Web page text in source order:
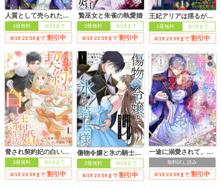
人質として売られた夜の聖女は隣国の大公様に嫁ぐ
4冊無料 8/19まで
8/19 23:59まで 割引中
贄巫女と朱雀の執愛婚
2冊無料 8/19まで
8/19 23:59まで 割引中
王妃アリアは揺るがない～陛下は側妃に夢中なので、私は国造りいたします～
1冊無料 8/19まで
8/19 23:59まで 割引中
脅され契約妃の白い結婚生活
3冊無料 8/19まで
8/19 23:59まで 割引中
傷物令嬢と氷の騎士様～前世で護衛した少年に今世では溺愛されています～
2冊無料 8/19まで
8/19 23:59まで 割引中
一途に溺愛されて、幸せを掴み取ってみせますわ！異世界アンソロジーコミック
無料試し読み
8/19 23:59まで 割引中